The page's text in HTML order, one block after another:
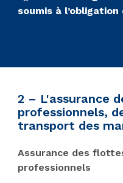
soumis à l’obligation
2 – L'assurance
professionnels,
transport des
Assurance des
professionnels